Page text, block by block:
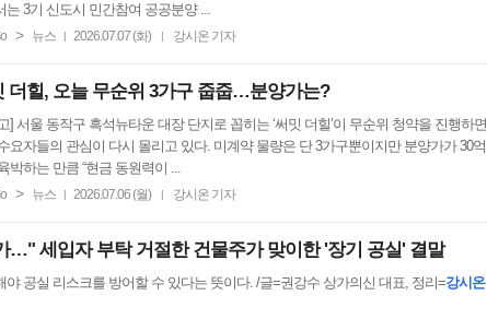
는 3기 신도시 민간참여 공공분양 ...
> 뉴스 | 2026.07.07 (화) | 강시온 기자
더힐, 오늘 무순위 3가구 줍줍…분양가는?
] 서울 동작구 흑석뉴타운 대장 단지로 꼽히는 ‘써밋 더힐’이 무순위 청약을 진행하면
요자들의 관심이 다시 몰리고 있다. 미계약 물량은 단 3가구뿐이지만 분양가가 30억
박하는 만큼 “현금 동원력이 ...
> 뉴스 | 2026.07.06 (월) | 강시온 기자
…" 세입자 부탁 거절한 건물주가 맞이한 '장기 공실' 결말
야 공실 리스크를 방어할 수 있다는 뜻이다. /글=권강수 상가의신 대표, 정리=강시온